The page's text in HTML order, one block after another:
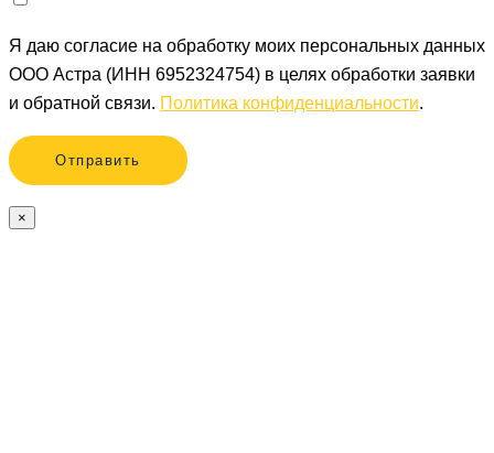
Я даю согласие на обработку моих персональных данных
ООО Астра (ИНН 6952324754) в целях обработки заявки
и обратной связи. Политика конфиденциальности.
×